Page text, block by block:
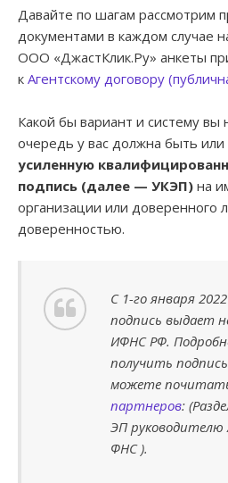
Давайте по шагам рассмотрим
документами в каждом случае
ООО «ДжастКлик.Ру» анкеты
к Агентскому договору
Какой бы вариант и систему вы
очередь у вас должна быть
усиленную
подпись (далее — УКЭП) на
организации или доверенного
доверенностью.
С 1-го января
подпись выдает
ИФНС РФ.
получить
можете
партнеров:
ЭП руководителю
ФНС ).